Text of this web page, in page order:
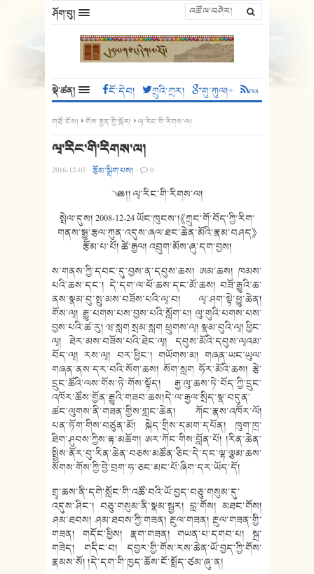
ཤོག་བུ།
སྡེ་ཚན། ངོ་དེབ། ཀྲུའི་ཀྲར། གུ་ཀུལ།+ rss
གཙོ་ངོས། གོས་རྒྱན་གྱི་སྐོར། ལྭ་རིང་གི་རིགས་ལ།
ལྭ་རིང་གི་རིགས་ལ།
2016-12-05 ·རྩོམ་སྒྲིག་པས། · 0
༄༅།། ལྭ་རིང་གི་རིགས་ལ།
སྤེལ་དུས། 2008-12-24 ཡོང་ཁུངས་།《ཀྲུང་གོ་བོད་ཀྱི་རིག་
གནས་སྒྱུ་རྩལ་ཀུན་འདུས་ཞལ་ཐང་ཆེན་མོའི་རྣམ་བཤད》
རྩོམ་པ་པོ། ཚེ་རྒྱལ། འབྲུག་མོས་ཞུ་དག་བྱས།
ས་གནས་ཀྱི་དབང་དུ་བྱས་ན་དབུས་ཆས། ཨམ་ཆས། ཁམས་
པའི་ཆས་དང་། དེ་དག་ལ་ཕོ་ཆས་དང་མོ་ཆས། བཟོ་རྒྱུའི་ཆ་
ནས་སྣམ་བུ་སྤུ་མས་བཟོས་པའི་ལྭ་བ། ལྭ་ཤག་སྟེ་ཕྱུ་ཆེན།
གོས་ལྭ། རྒྱུ་པགས་པས་བྱས་པའི་སློག་པ། ལུ་གུའི་པགས་པས་
བྱས་པའི་ཚ་རུ། ཝ་སླག སྲམ་སླག ཕྲུགས་ལྭ། སྣམ་བུའི་ལྭ། ཕྱིང་
ལྭ། ཐེར་མས་བཟོས་པའི་ཐེང་ལྭ། དབུས་མོའི་དབུས་ལྭའམ་
བོད་ལྭ། རས་ལྭ། བར་ཕྱིང་། གཡོགས་མ། གཞན་ཡང་ཡུལ་
གཞན་ནས་དར་བའི་སོག་ཆས། སོག་སླག ཧོར་མོའི་ཆས། རྩེ་
དྲུང་ཚོའི་ལས་གོས་ཏེ་གོས་སྟོད། རྒྱ་ལུ་ཆས་ཏེ་བོད་ཀྱི་དྲུང་
འཁོར་ཚོས་གྱོན་རྒྱུའི་གཟབ་ཆས།དེ་ལ་རྒྱལ་སྲིད་སྣ་བདུན་
ཚང་ལུགས་ནི་གཟན་གྱིས་གླང་ཆེན། ཀོང་རྣས་འཁོར་ལོ།
པན་ཏོག་གིས་བཙུན་མོ། སྐེད་གྲིས་དམག་དཔོན། ཁུག་ཁྲ་
ཐིག་ཤུབས་ཀྱིས་རྟ་མཆོག། ཨར་ཀོང་གིས་བློན་པོ། །རིན་ཆེན་
སྤྱིས་ནོར་བུ་རིན་ཆེན་བཅས་མཚོན་ཅིང་དེ་དང་ལྷ་ལྕམ་ཆས་
སོགས་གོས་ཀྱི་བྱེ་བྲག་ཧ་ཅང་མང་པོ་ཞིག་དར་ཡོད་དོ།
གྲྭ་ཆས་ནི་དགེ་སློང་གི་འཚོ་བའི་ཡོ་བྱད་བཅུ་གསུམ་དུ་
འདུས་ཤིང་། བཅུ་གསུམ་ནི་སྣམ་སྦྱར། བླ་གོས། མཐང་གོས།
ཤམ་ཐབས། ཤམ་ཐབས་ཀྱི་གཟན། རྔུལ་གཟན། རྔུལ་གཟན་གྱི་
གཟན། གདོང་ཕྱིས། རྣག་གཟན། གཡན་པ་དགབ་པ། སྐྲ་
གཟེད། གདིང་བ། དབྱར་གྱི་གོས་རས་ཆེན་ཡོ་བྱད་ཀྱི་གོས་
རྣམས་སོ། །དེ་དག་གི་ཁྱད་ཆོས་ངོ་སྤྲོད་ཙམ་ཞུ་ན།